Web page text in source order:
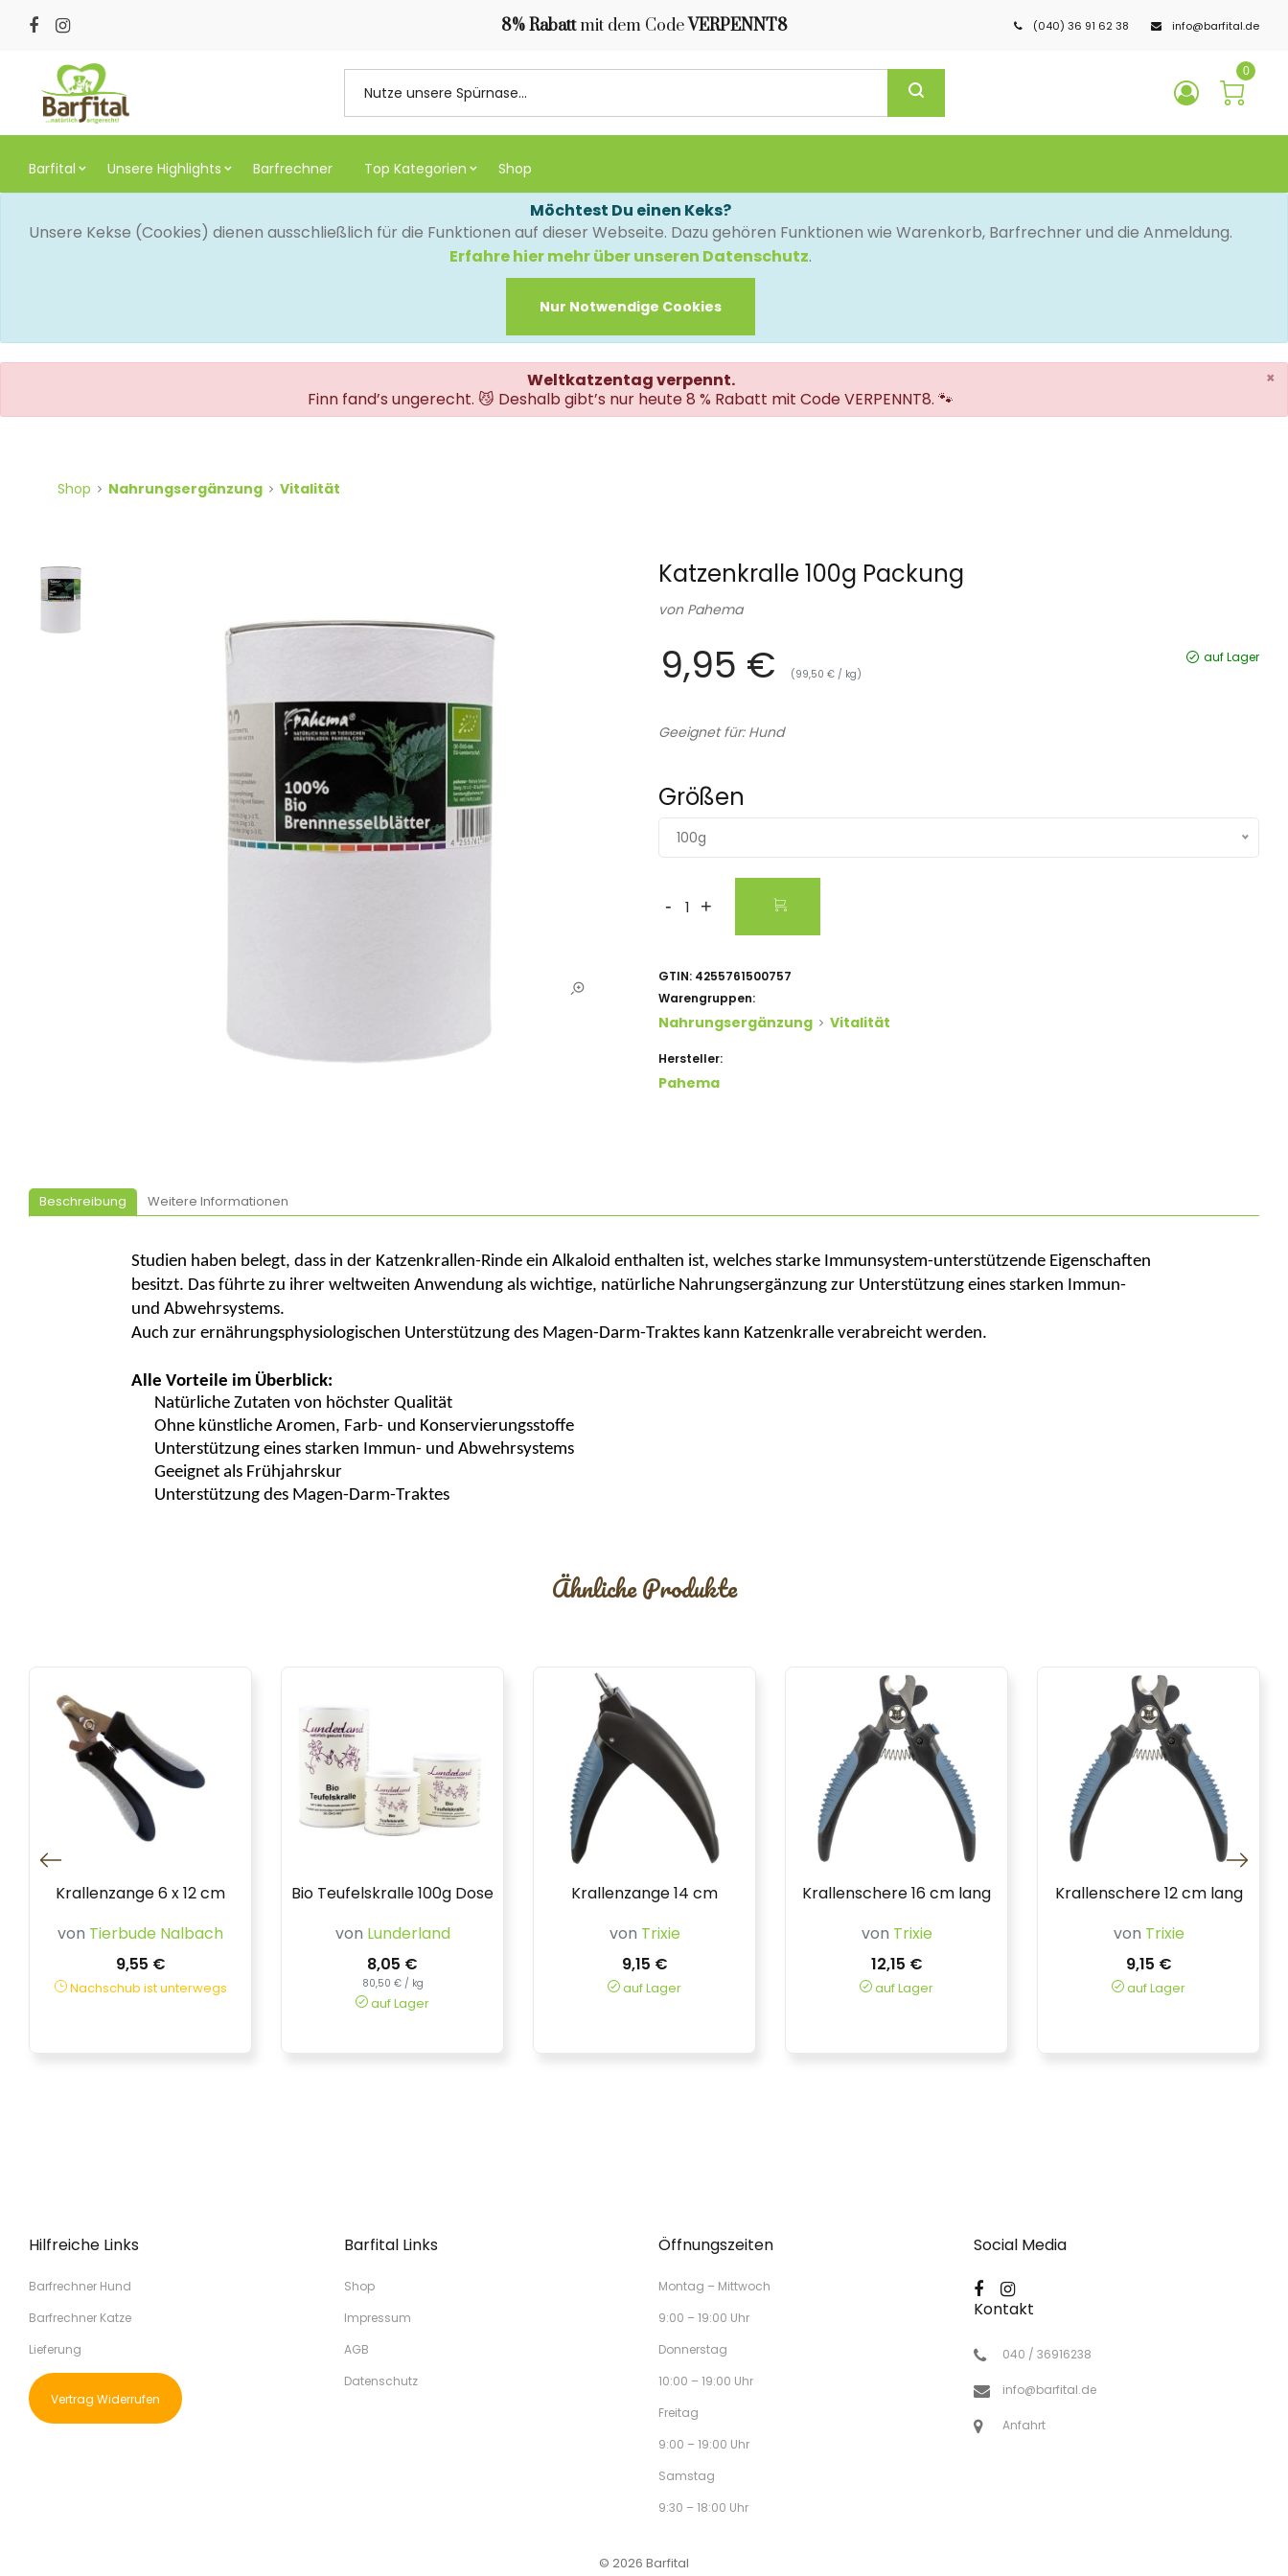
8% Rabattmit dem CodeVERPENNT8 (040) 36 91 62 38 info@barfital.de
0
Barfital Unsere Highlights Barfrechner Top Kategorien Shop
Möchtest Du einen Keks?
Unsere Kekse (Cookies) dienen ausschließlich für die Funktionen auf dieser Webseite. Dazu gehören Funktionen wie Warenkorb, Barfrechner und die Anmeldung.
Erfahre hier mehr über unseren Datenschutz.
Nur Notwendige Cookies
×
Weltkatzentag verpennt.
Finn fand’s ungerecht. 😼 Deshalb gibt’s nur heute 8 % Rabatt mit Code VERPENNT8. 🐾
Shop Nahrungsergänzung Vitalität
Katzenkralle 100g Packung
von Pahema
9,95 € (99,50 € / kg)
auf Lager
Geeignet für: Hund
Größen
100g
- +
GTIN: 4255761500757
Warengruppen:
Nahrungsergänzung Vitalität
Hersteller:
Pahema
Beschreibung Weitere Informationen
Studien haben belegt, dass in der Katzenkrallen-Rinde ein Alkaloid enthalten ist, welches starke Immunsystem-unterstützende Eigenschaften
besitzt. Das führte zu ihrer weltweiten Anwendung als wichtige, natürliche Nahrungsergänzung zur Unterstützung eines starken Immun-
und Abwehrsystems.
Auch zur ernährungsphysiologischen Unterstützung des Magen-Darm-Traktes kann Katzenkralle verabreicht werden.
Alle Vorteile im Überblick:
Natürliche Zutaten von höchster Qualität
Ohne künstliche Aromen, Farb- und Konservierungsstoffe
Unterstützung eines starken Immun- und Abwehrsystems
Geeignet als Frühjahrskur
Unterstützung des Magen-Darm-Traktes
Ähnliche Produkte
Krallenzange 6 x 12 cm
von Tierbude Nalbach
9,55 €
Nachschub ist unterwegs
Bio Teufelskralle 100g Dose
von Lunderland
8,05 €
80,50 € / kg
auf Lager
Krallenzange 14 cm
von Trixie
9,15 €
auf Lager
Krallenschere 16 cm lang
von Trixie
12,15 €
auf Lager
Krallenschere 12 cm lang
von Trixie
9,15 €
auf Lager
Hilfreiche Links
Barfrechner Hund
Barfrechner Katze
Lieferung
Vertrag Widerrufen
Barfital Links
Shop
Impressum
AGB
Datenschutz
Öffnungszeiten
Montag – Mittwoch
9:00 – 19:00 Uhr
Donnerstag
10:00 – 19:00 Uhr
Freitag
9:00 – 19:00 Uhr
Samstag
9:30 – 18:00 Uhr
Social Media
Kontakt
040 / 36916238
info@barfital.de
Anfahrt
© 2026 Barfital